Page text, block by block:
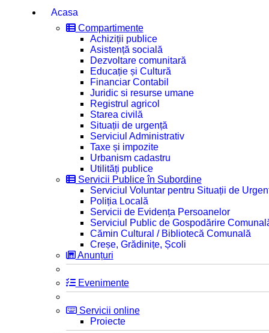
Acasa
Compartimente
Achiziții publice
Asistență socială
Dezvoltare comunitară
Educație și Cultură
Financiar Contabil
Juridic si resurse umane
Registrul agricol
Starea civilă
Situații de urgență
Serviciul Administrativ
Taxe și impozite
Urbanism cadastru
Utilități publice
Servicii Publice în Subordine
Serviciul Voluntar pentru Situații de
Poliția Locală
Servicii de Evidența Persoanelor
Serviciul Public de Gospodărire
Cămin Cultural / Bibliotecă Comunală
Creșe, Grădinițe, Școli
Anunțuri
Evenimente
Servicii online
Proiecte